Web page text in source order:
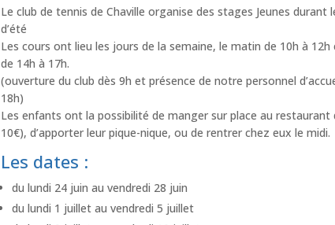
Le club de tennis de Chaville organise des stages Jeunes durant
d’été
Les cours ont lieu les jours de la semaine, le matin de 10h à 12h
de 14h à 17h.
(ouverture du club dès 9h et présence de notre personnel
18h)
Les enfants ont la possibilité de manger sur place au restaurant
10€), d’apporter leur pique-nique, ou de rentrer chez eux le midi.
Les dates :
du lundi 24 juin au vendredi 28 juin
du lundi 1 juillet au vendredi 5 juillet